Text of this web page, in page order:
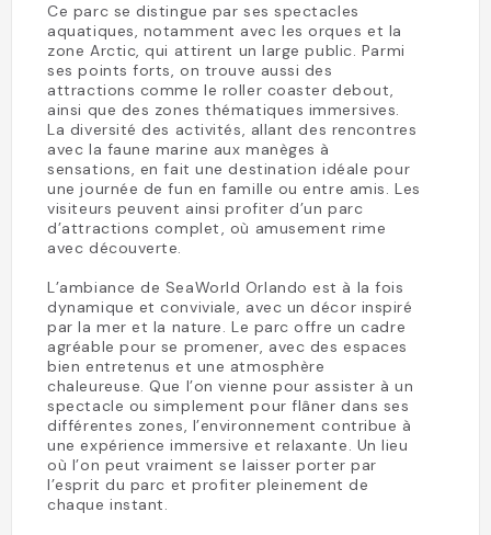
Ce parc se distingue par ses spectacles
aquatiques, notamment avec les orques et la
zone Arctic, qui attirent un large public. Parmi
ses points forts, on trouve aussi des
attractions comme le roller coaster debout,
ainsi que des zones thématiques immersives.
La diversité des activités, allant des rencontres
avec la faune marine aux manèges à
sensations, en fait une destination idéale pour
une journée de fun en famille ou entre amis. Les
visiteurs peuvent ainsi profiter d’un parc
d’attractions complet, où amusement rime
avec découverte.
L’ambiance de SeaWorld Orlando est à la fois
dynamique et conviviale, avec un décor inspiré
par la mer et la nature. Le parc offre un cadre
agréable pour se promener, avec des espaces
bien entretenus et une atmosphère
chaleureuse. Que l’on vienne pour assister à un
spectacle ou simplement pour flâner dans ses
différentes zones, l’environnement contribue à
une expérience immersive et relaxante. Un lieu
où l’on peut vraiment se laisser porter par
l’esprit du parc et profiter pleinement de
chaque instant.